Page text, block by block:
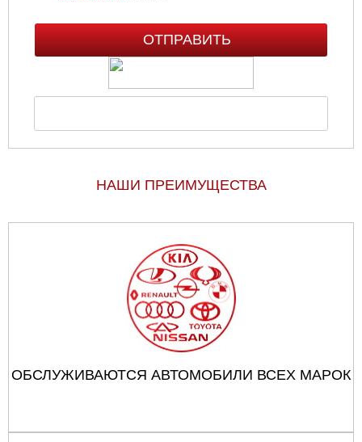
НАШИ ПРЕИМУЩЕСТВА
ОБСЛУЖИВАЮТСЯ АВТОМОБИЛИ ВСЕХ МАРОК